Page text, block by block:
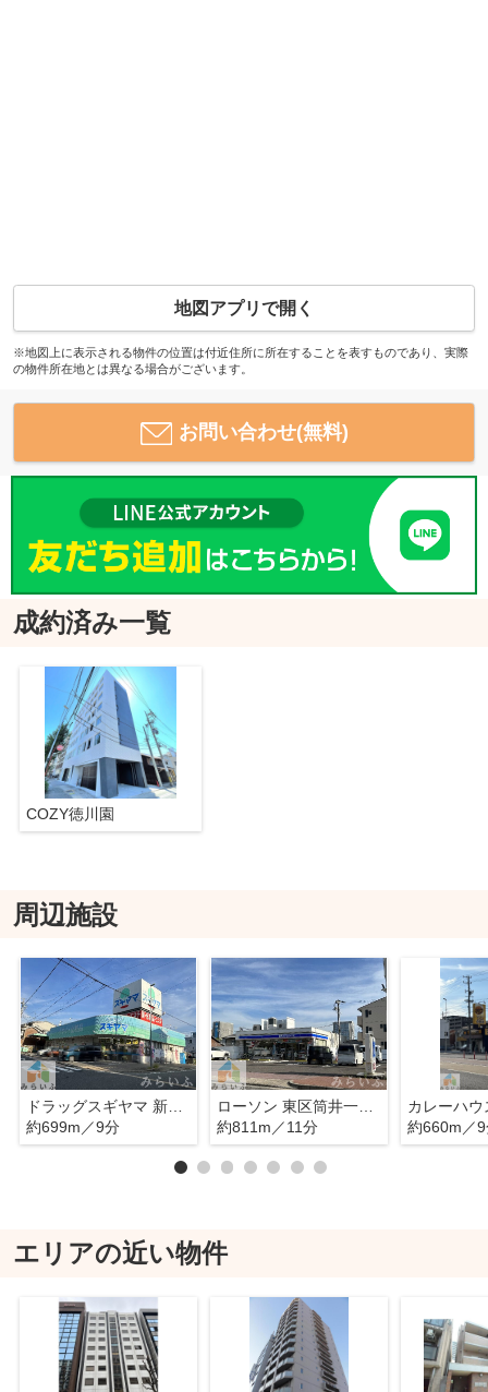
地図アプリで開く
※地図上に表示される物件の位置は付近住所に所在することを表すものであり、実際
の物件所在地とは異なる場合がございます。
お問い合わせ(無料)
成約済み一覧
COZY徳川園
周辺施設
ドラッグスギヤマ 新出来店
約699m／9分
ローソン 東区筒井一丁目店
約811m／11分
約660m／
エリアの近い物件